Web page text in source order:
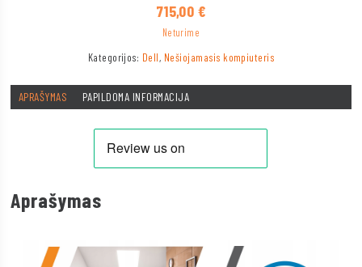
715,00 €
Neturime
Kategorijos: Dell, Nešiojamasis kompiuteris
APRAŠYMAS PAPILDOMA INFORMACIJA
Aprašymas